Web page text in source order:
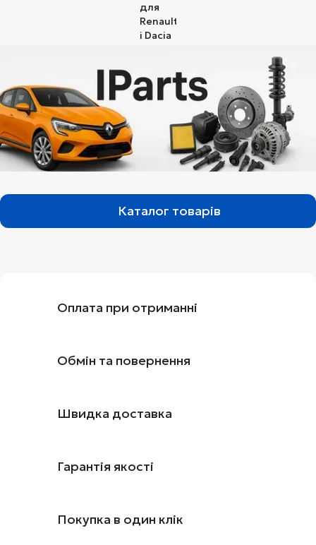
Каталог товарів
Оплата при отриманні
Обмін та повернення
Швидка доставка
Гарантія якості
Покупка в один клік